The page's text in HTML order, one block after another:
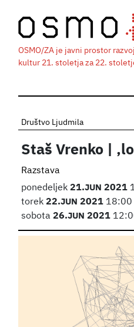
OSMO/ZA je javni prostor
kultur 21. stoletja za 22.
Društvo Ljudmila
Staš Vrenko |
Razstava
ponedeljek21.JUN2021
torek22.JUN2021 18:00
sobota26.JUN2021